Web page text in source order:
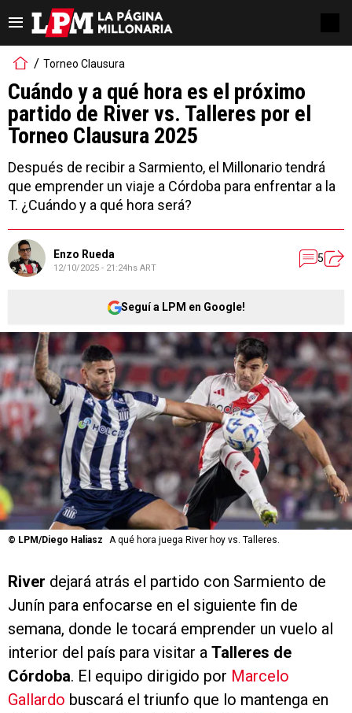
Torneo Clausura
Cuándo y a qué hora es el próximo
partido de River vs. Talleres por el
Torneo Clausura 2025
Después de recibir a Sarmiento, el Millonario tendrá
que emprender un viaje a Córdoba para enfrentar a la
T. ¿Cuándo y a qué hora será?
Enzo Rueda
12/10/2025 - 21:24hs ART
5
Seguí a LPM en Google!
© LPM/Diego Haliasz A qué hora juega River hoy vs. Talleres.
River dejará atrás el partido con Sarmiento de
Junín para enfocarse en el siguiente fin de
semana, donde le tocará emprender un vuelo al
interior del país para visitar a Talleres de
Córdoba. El equipo dirigido por Marcelo
Gallardo buscará el triunfo que lo mantenga en